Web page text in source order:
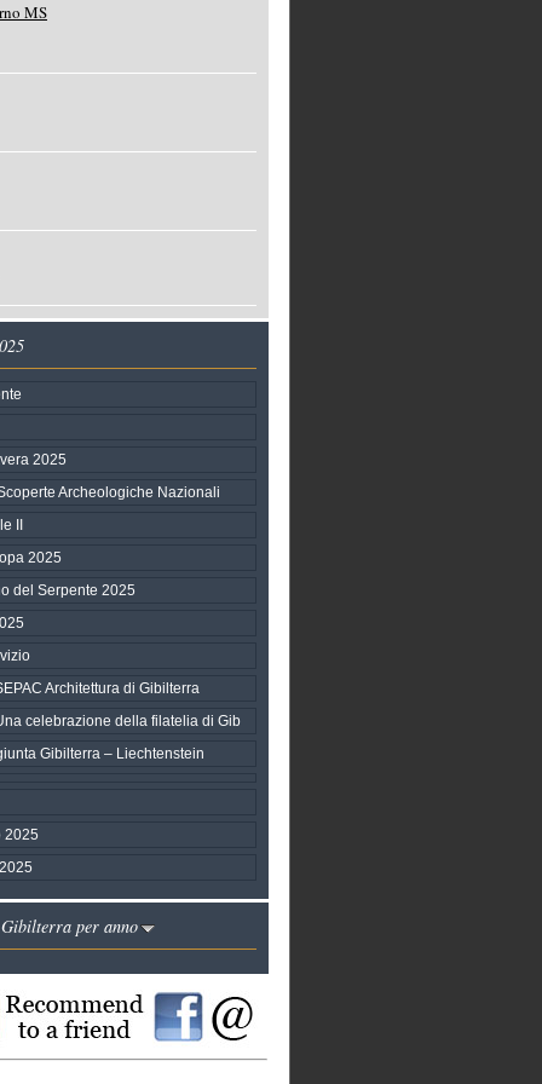
MS
2025
Archeologiche Nazionali
II
2025
del Serpente 2025
Architettura di Gibilterra
celebrazione della filatelia di Gib
Gibilterra – Liechtenstein
2025
per anno